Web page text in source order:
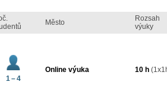
Město
Rozsah
výuky
1 – 4
Online výuka 10 h